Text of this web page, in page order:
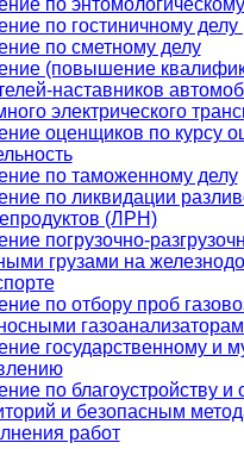
по гостиничному делу
по сметному делу
(повышение
наставников
электрического
оценщиков по курсу
по таможенному делу
по ликвидации
(ЛРН)
погрузочно-
грузами на
по отбору проб
государственному и
по благоустройству и
и безопасным
работ